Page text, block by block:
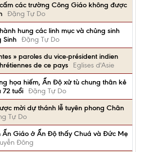
các trường Công Giáo không được
Đặng Tự Do
hung các linh mục và chủng sinh
Sinh Đặng Tự Do
» paroles du vice-président indien
de ce pays
Eglises d'Asie
họa hiếm, Ấn Độ xử tù chung thân kẻ
72 tuổi Đặng Tự Do
mời dự thánh lễ tuyên phong Chân
Tự Do
Ấn Giáo ở Ấn Độ thấy Chuá và Đức Mẹ
Đông